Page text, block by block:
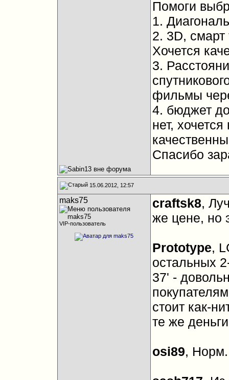
Помоги
1.
2. 3D,
Хочется
3.
фильмы
4. бюджет
нет,
Спасибо
15.06.2012, 12:57
maks75
VIP-пользователь
craftsk8,
же цене, но
Prototype,
остальных
37' -
стоит как-
те же
osi89, Норм.